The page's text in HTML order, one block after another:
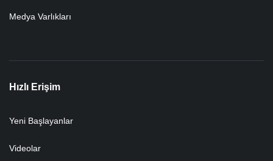
Medya Varlıkları
Hızlı Erişim
Yeni Başlayanlar
Videolar